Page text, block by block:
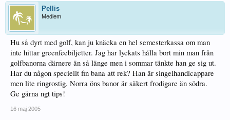
Pellis
Medlem
Hu så dyrt med golf, kan ju knäcka en hel semesterkassa om man
inte hittar greenfeebiljetter. Jag har lyckats hålla bort min man från
golfbanorna därnere än så länge men i sommar tänkte han ge sig ut.
Har du någon speciellt fin bana att rek? Han är singelhandicappare
men lite ringrostig. Norra öns banor är säkert frodigare än södra.
Ge gärna ngt tips!
16 maj 2005